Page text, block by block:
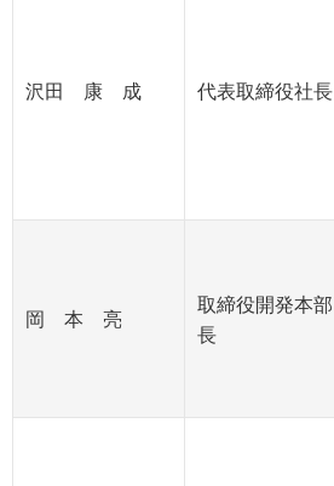
沢田 康 成 代表取締役社長
岡 本 亮
取締役開発本部
長